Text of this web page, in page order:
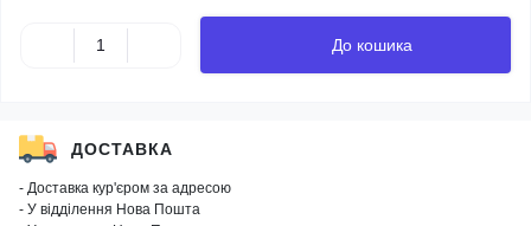
До кошика
ДОСТАВКА
- Доставка кур'єром за адресою
- У відділення Нова Пошта